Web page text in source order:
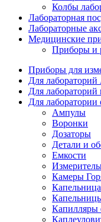
Колбы
Лабораторная
Лабораторные
Медицинские
Приборы и
Приборы для
Для
Для
Для
Ампулы
Воронки
Дозаторы
Детали и
Емкости
Камеры
Капельница
Капилляры